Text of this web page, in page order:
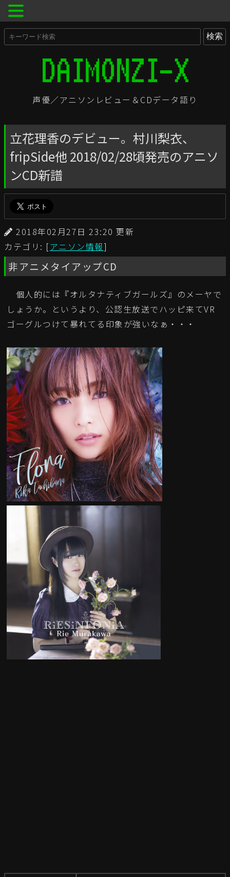
声優／アニソンレビュー＆CDデータ語り
立花理香のデビュー。村川梨衣、
fripSide他 2018/02/28頃発売のアニソ
ンCD新譜
2018年02月27日 23:20 更新
カテゴリ: [アニソン情報]
非アニメタイアップCD
個人的には『オルタナティブガールズ』のメーヤで
しょうか。というより、公認生放送でハッピ来てVR
ゴーグルつけて暴れてる印象が強いなぁ・・・